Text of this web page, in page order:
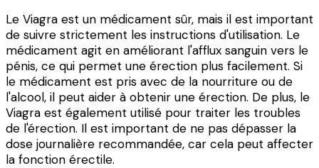
Le Viagra est un médicament sûr, mais il est important
de suivre strictement les instructions d'utilisation. Le
médicament agit en améliorant l'afflux sanguin vers le
pénis, ce qui permet une érection plus facilement. Si
le médicament est pris avec de la nourriture ou de
l'alcool, il peut aider à obtenir une érection. De plus, le
Viagra est également utilisé pour traiter les troubles
de l'érection. Il est important de ne pas dépasser la
dose journalière recommandée, car cela peut affecter
la fonction érectile.